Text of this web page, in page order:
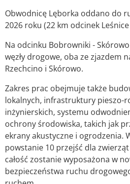
Obwodnicę Lęborka oddano do
2026 roku (22 km odcinek
Na odcinku Bobrowniki -
węzły drogowe, oba ze zjazdem
Rzechcino i Skórowo.
Zakres prac obejmuje także
lokalnych, infrastruktury pieszo-
inżynierskich, systemu
ochrony środowiska, takich jak
ekrany akustyczne i ogrodzenia.
powstanie 10 przejść dla
całość zostanie wyposażona w
bezpieczeństwa ruchu